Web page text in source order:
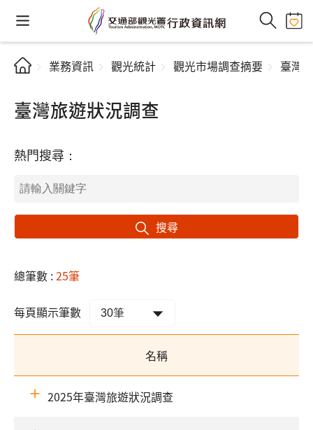
業務資訊 觀光統計 觀光市場調查摘要 臺灣
臺灣旅遊狀況調查
熱門搜尋：
搜尋
總筆數 :25筆
每頁顯示筆數
名稱
2025年臺灣旅遊狀況調查